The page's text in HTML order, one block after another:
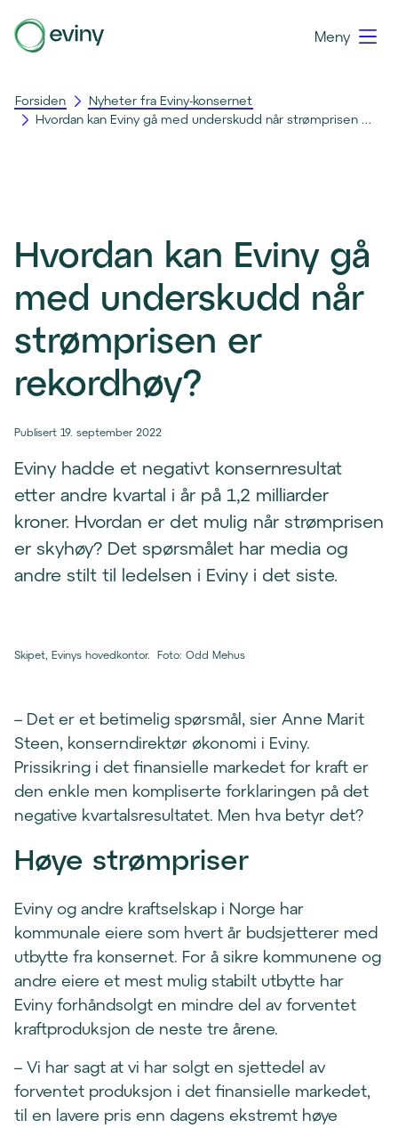
Meny
Forsiden
Nyheter fra Eviny-konsernet
Hvordan kan Eviny gå med underskudd når strømprisen er rekordhøy?
Hvordan kan Eviny gå
med underskudd når
strømprisen er
rekordhøy?
Publisert 19. september 2022
Eviny hadde et negativt konsernresultat
etter andre kvartal i år på 1,2 milliarder
kroner. Hvordan er det mulig når strømprisen
er skyhøy? Det spørsmålet har media og
andre stilt til ledelsen i Eviny i det siste.
Skipet, Evinys hovedkontor. Foto: Odd Mehus
– Det er et betimelig spørsmål, sier Anne Marit
Steen, konserndirektør økonomi i Eviny.
Prissikring i det finansielle markedet for kraft er
den enkle men kompliserte forklaringen på det
negative kvartalsresultatet. Men hva betyr det?
Høye strømpriser
Eviny og andre kraftselskap i Norge har
kommunale eiere som hvert år budsjetterer med
utbytte fra konsernet. For å sikre kommunene og
andre eiere et mest mulig stabilt utbytte har
Eviny forhåndsolgt en mindre del av forventet
kraftproduksjon de neste tre årene.
– Vi har sagt at vi har solgt en sjettedel av
forventet produksjon i det finansielle markedet,
til en lavere pris enn dagens ekstremt høye